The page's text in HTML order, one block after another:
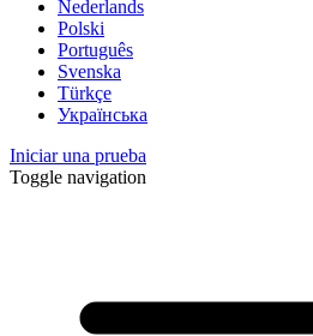
Nederlands
Polski
Português
Svenska
Türkçe
Українська
Iniciar una prueba
Toggle navigation